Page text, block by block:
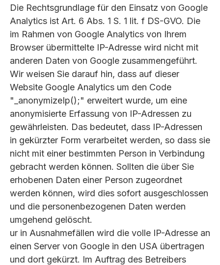
Die Rechtsgrundlage für den Einsatz von Google
Analytics ist Art. 6 Abs. 1 S. 1 lit. f DS-GVO. Die
im Rahmen von Google Analytics von Ihrem
Browser übermittelte IP-Adresse wird nicht mit
anderen Daten von Google zusammengeführt.
Wir weisen Sie darauf hin, dass auf dieser
Website Google Analytics um den Code
"_anonymizeIp();" erweitert wurde, um eine
anonymisierte Erfassung von IP-Adressen zu
gewährleisten. Das bedeutet, dass IP-Adressen
in gekürzter Form verarbeitet werden, so dass sie
nicht mit einer bestimmten Person in Verbindung
gebracht werden können. Sollten die über Sie
erhobenen Daten einer Person zugeordnet
werden können, wird dies sofort ausgeschlossen
und die personenbezogenen Daten werden
umgehend gelöscht.
ur in Ausnahmefällen wird die volle IP-Adresse an
einen Server von Google in den USA übertragen
und dort gekürzt. Im Auftrag des Betreibers